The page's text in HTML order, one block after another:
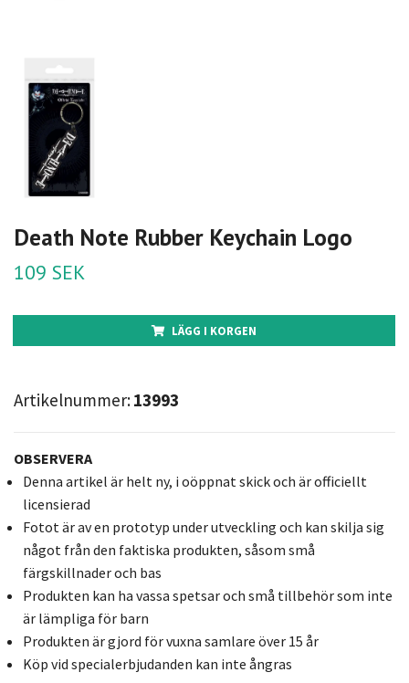
Death Note Rubber Keychain Logo
109 SEK
LÄGG I KORGEN
Artikelnummer:13993
OBSERVERA
Denna artikel är helt ny, i oöppnat skick och är officiellt
licensierad
Fotot är av en prototyp under utveckling och kan skilja sig
något från den faktiska produkten, såsom små
färgskillnader och bas
Produkten kan ha vassa spetsar och små tillbehör som inte
är lämpliga för barn
Produkten är gjord för vuxna samlare över 15 år
Köp vid specialerbjudanden kan inte ångras